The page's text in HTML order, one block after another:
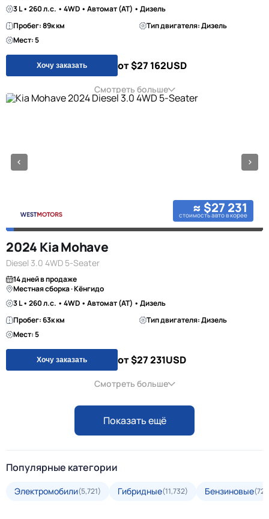
3 L • 260 л.с. • 4WD • Автомат (AT) • Дизель
Пробег: 89к км
Тип двигателя: Дизель
Мест: 5
Хочу заказать от $27 162USD
Смотреть больше
≈ $27 231
стоимость авто в корее
2024 Kia Mohave
Diesel 3.0 4WD 5-Seater
14 дней в продаже
Местная сборка · Кёнгидо
3 L • 260 л.с. • 4WD • Автомат (AT) • Дизель
Пробег: 63к км
Тип двигателя: Дизель
Мест: 5
Хочу заказать от $27 231USD
Смотреть больше
Показать ещё
Популярные категории
Электромобили(5,721) Гибридные(11,732) Бензиновые